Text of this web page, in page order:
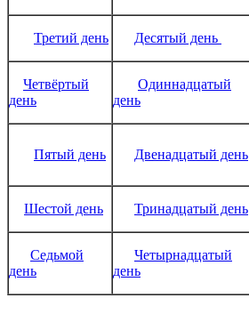
Третий день Десятый день
Четвёртый
день
Одиннадцатый
день
Пятый день Двенадцатый день
Шестой день Тринадцатый день
Седьмой
день
Четырнадцатый
день